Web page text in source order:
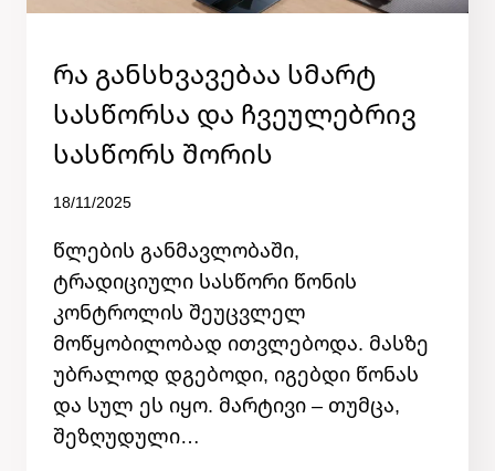
ᲙᲐᲢᲔᲒᲝᲠᲘᲘᲡ
ᲒᲐᲠᲔᲨᲔ
Რა Განსხვავებაა Სმარტ
Სასწორსა Და Ჩვეულებრივ
Სასწორს Შორის
By
18/11/2025
წლების განმავლობაში,
ტრადიციული სასწორი წონის
კონტროლის შეუცვლელ
მოწყობილობად ითვლებოდა. მასზე
უბრალოდ დგებოდი, იგებდი წონას
და სულ ეს იყო. მარტივი – თუმცა,
შეზღუდული…